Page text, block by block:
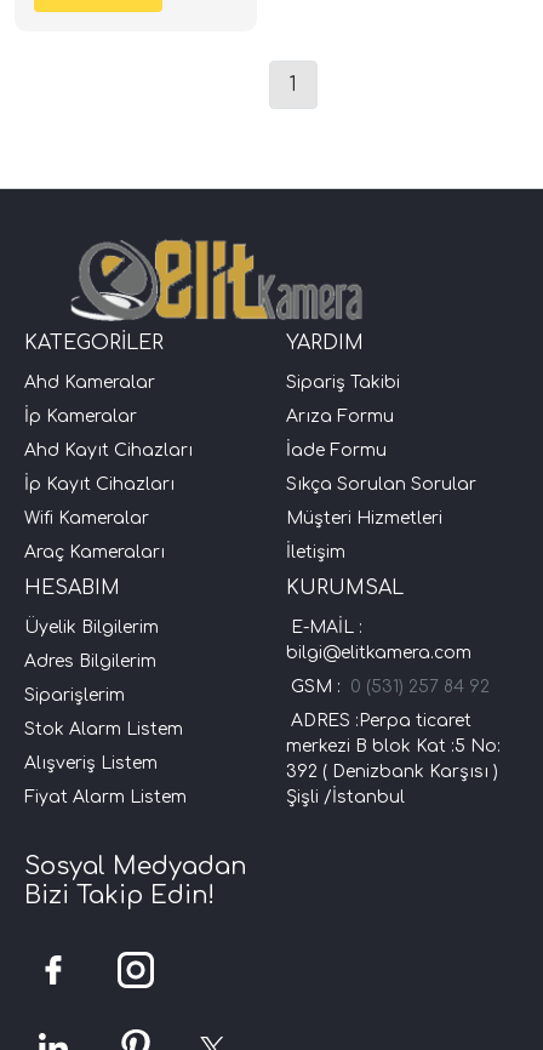
1
KATEGORİLER
Ahd Kameralar
İp Kameralar
Ahd Kayıt Cihazları
İp Kayıt Cihazları
Wifi Kameralar
Araç Kameraları
YARDIM
Sipariş Takibi
Arıza Formu
İade Formu
Sıkça Sorulan Sorular
Müşteri Hizmetleri
İletişim
HESABIM
Üyelik Bilgilerim
Adres Bilgilerim
Siparişlerim
Stok Alarm Listem
Alışveriş Listem
Fiyat Alarm Listem
KURUMSAL
E-MAİL :
bilgi@elitkamera.com
GSM : 0 (531) 257 84 92
ADRES :Perpa ticaret
merkezi B blok Kat :5 No:
392 ( Denizbank Karşısı )
Şişli /İstanbul
Sosyal Medyadan
Bizi Takip Edin!